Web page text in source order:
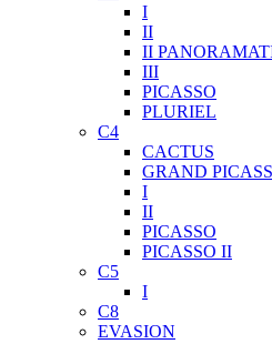
I
II
II
III
PICASSO
PLURIEL
C4
CACTUS
GRAND
I
II
PICASSO
PICASSO II
C5
I
C8
EVASION